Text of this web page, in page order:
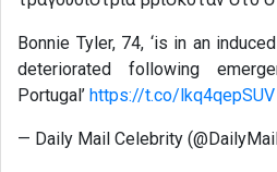
Bonnie Tyler, 74, ‘is in an
deteriorated following
Portugal’ https://t.co/lkq4qepSUV
— Daily Mail Celebrity